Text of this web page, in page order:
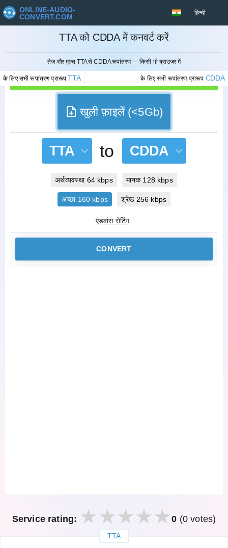
ONLINE-AUDIO-
CONVERT.COM
हिन्दी
TTA को CDDA में कनवर्ट करें
तेज़ और मुफ़्त TTA से CDDA रूपांतरण — किसी भी ब्राउज़र में
के लिए सभी रूपांतरण प्रारूपTTA के लिए सभी रूपांतरण प्रारूप CDDA
रद्द करना
खुली फ़ाइलें (<5Gb)
TTA to CDDA
अर्थव्यवस्था 64 kbps मानक 128 kbps
अच्छा 160 kbps श्रेष्ठ 256 kbps
एडवांस सेटिंग
CONVERT
Service rating: 0 (0 votes)
TTA